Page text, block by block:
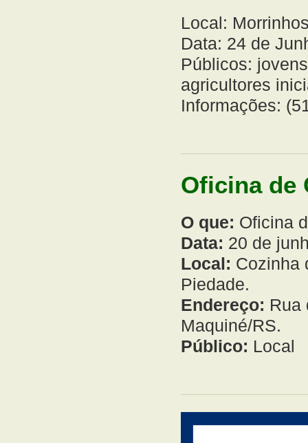
Local:
Data: 24 de
Públicos:
agricultores
Informações:
Oficina de
O que: Oficina
Data: 20 de
Local: Cozinha
Piedade.
Endereço: Rua
Maquiné/RS.
Público: Local